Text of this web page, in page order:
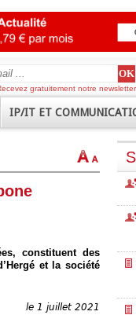
gratuitement notre newsletter
IP/IT ET
constituent des
et la société
le 1 juillet 2021